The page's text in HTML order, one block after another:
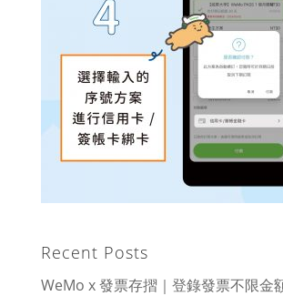
Recent Posts
WeMo x 發票存摺｜登錄發票不限金